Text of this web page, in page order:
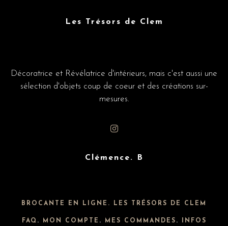
Les Trésors de Clem
Décoratrice et Révélatrice d'intérieurs, mais c'est aussi une
sélection d'objets coup de coeur et des créations sur-
mesures.
Clémence. B
BROCANTE EN LIGNE. LES TRÉSORS DE CLEM
FAQ . MON COMPTE . MES COMMANDES . INFOS